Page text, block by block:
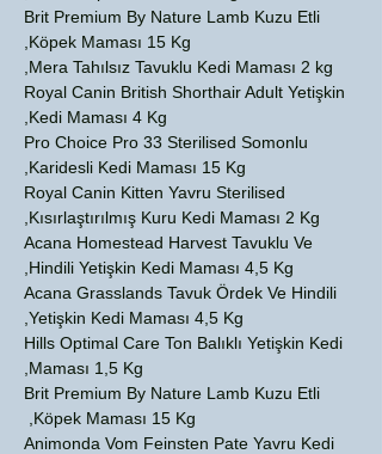
Brit Premium By Nature Lamb Kuzu Etli
Köpek Maması 15 Kg,
Mera Tahılsız Tavuklu Kedi Maması 2 kg,
Royal Canin British Shorthair Adult Yetişkin
Kedi Maması 4 Kg,
Pro Choice Pro 33 Sterilised Somonlu
Karidesli Kedi Maması 15 Kg,
Royal Canin Kitten Yavru Sterilised
Kısırlaştırılmış Kuru Kedi Maması 2 Kg,
Acana Homestead Harvest Tavuklu Ve
Hindili Yetişkin Kedi Maması 4,5 Kg,
Acana Grasslands Tavuk Ördek Ve Hindili
Yetişkin Kedi Maması 4,5 Kg,
Hills Optimal Care Ton Balıklı Yetişkin Kedi
Maması 1,5 Kg,
Brit Premium By Nature Lamb Kuzu Etli
Köpek Maması 15 Kg,
Animonda Vom Feinsten Pate Yavru Kedi